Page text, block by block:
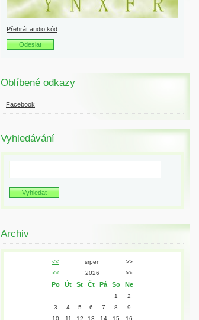
Přehrát audio kód
Oblíbené odkazy
Facebook
Vyhledávání
Archiv
<< srpen
>>
<<
2026 >>
Po Út St Čt Pá So Ne
1
2
3
4 5 6 7 8
9
10
11 12 13 14 15 16